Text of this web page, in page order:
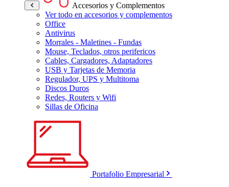
Accesorios y Complementos
Ver todo en accesorios y complementos
Office
Antivirus
Morrales - Maletines - Fundas
Mouse, Teclados, otros perifericos
Cables, Cargadores, Adaptadores
USB y Tarjetas de Memoria
Regulador, UPS y Multitoma
Discos Duros
Redes, Routers y Wifi
Sillas de Oficina
Portafolio Empresarial